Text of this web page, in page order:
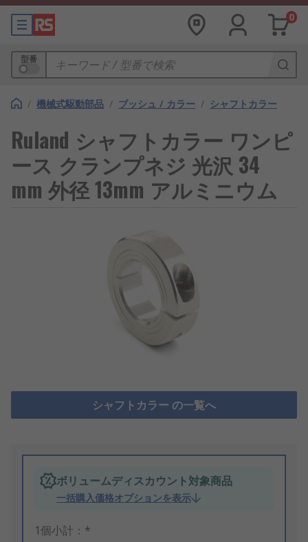
0
型番
/ 機械式駆動部品 / ブッシュ / カラー / シャフトカラー
Ruland シャフトカラー ワンピ
ース クランプネジ 光沢 34
mm 外径 13mm アルミニウム
シャフトカラー の一覧へ
ボリュームディスカウント対象商品
一括購入価格オプションを表示
1個小計：*